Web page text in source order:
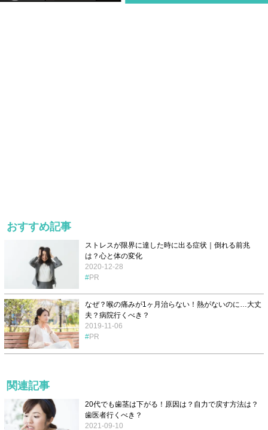
おすすめ記事
ストレスが限界に達した時に出る症状｜倒れる前兆
は？心と体の変化
2020-12-28
PR
なぜ？喉の痛みが1ヶ月治らない！熱がないのに…大丈
夫？病院行くべき？
2019-11-06
PR
関連記事
20代でも歯茎は下がる！原因は？自力で戻す方法は？
歯医者行くべき？
2021-09-10